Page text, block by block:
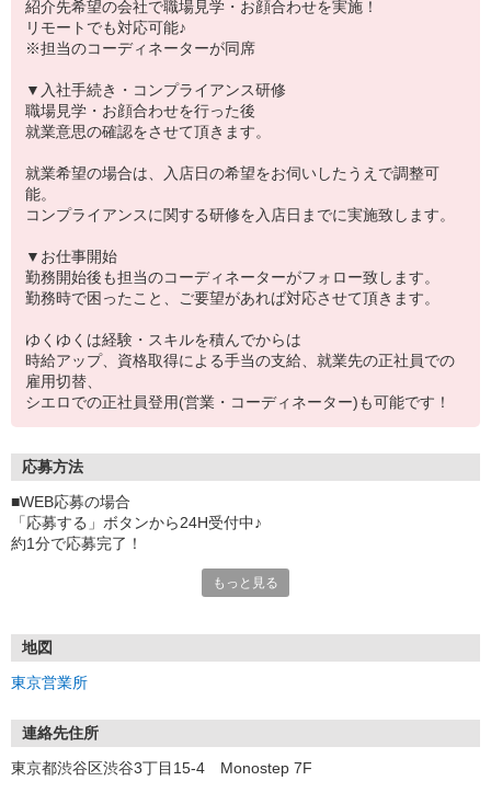
紹介先希望の会社で職場見学・お顔合わせを実施！
リモートでも対応可能♪
※担当のコーディネーターが同席
▼入社手続き・コンプライアンス研修
職場見学・お顔合わせを行った後
就業意思の確認をさせて頂きます。
就業希望の場合は、入店日の希望をお伺いしたうえで調整可
能。
コンプライアンスに関する研修を入店日までに実施致します。
▼お仕事開始
勤務開始後も担当のコーディネーターがフォロー致します。
勤務時で困ったこと、ご要望があれば対応させて頂きます。
ゆくゆくは経験・スキルを積んでからは
時給アップ、資格取得による手当の支給、就業先の正社員での
雇用切替、
シエロでの正社員登用(営業・コーディネーター)も可能です！
応募方法
■WEB応募の場合
「応募する」ボタンから24H受付中♪
約1分で応募完了！
①応募から3営業日を目安に、メールorお電話でご連絡します。
★スマホでWEB面接（LINEなど）・出張面接・事務所面接と選べま
す
③面接実施（履歴書不要）
もっと見る
地図
東京営業所
連絡先住所
東京都渋谷区渋谷3丁目15-4 Monostep 7F